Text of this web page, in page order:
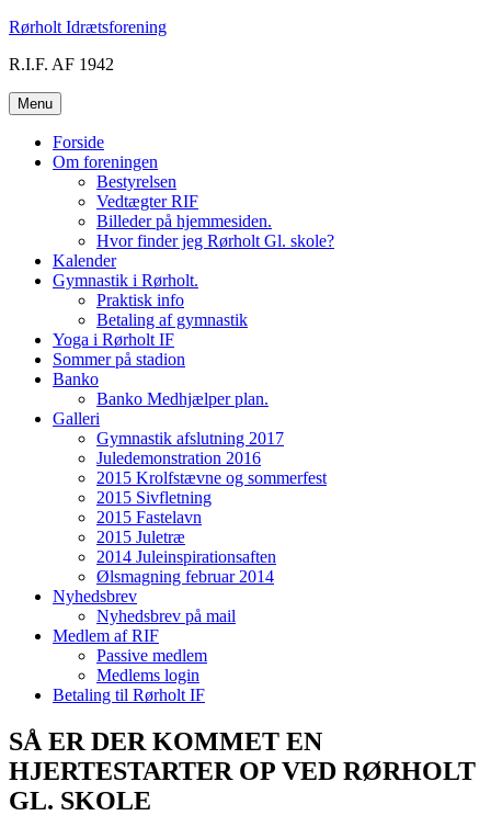
Videre
indhold
Rørholt Idrætsforening
R.I.F. AF 1942
Menu
Forside
Om foreningen
Bestyrelsen
Vedtægter RIF
Billeder på hjemmesiden.
Hvor finder jeg Rørholt Gl. skole?
Kalender
Gymnastik i Rørholt.
Praktisk info
Betaling af gymnastik
Yoga i Rørholt IF
Sommer på stadion
Banko
Banko Medhjælper plan.
Galleri
Gymnastik afslutning 2017
Juledemonstration 2016
2015 Krolfstævne og sommerfest
2015 Sivfletning
2015 Fastelavn
2015 Juletræ
2014 Juleinspirationsaften
Ølsmagning februar 2014
Nyhedsbrev
Nyhedsbrev på mail
Medlem af RIF
Passive medlem
Medlems login
Betaling til Rørholt IF
SÅ ER DER KOMMET EN
HJERTESTARTER OP VED RØRHOLT
GL. SKOLE